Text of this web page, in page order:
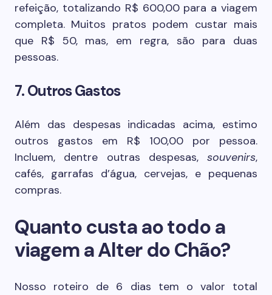
refeição, totalizando R$ 600,00 para a viagem
completa. Muitos pratos podem custar mais
que R$ 50, mas, em regra, são para duas
pessoas.
7. Outros Gastos
Além das despesas indicadas acima, estimo
outros gastos em R$ 100,00 por pessoa.
Incluem, dentre outras despesas, souvenirs,
cafés, garrafas d’água, cervejas, e pequenas
compras.
Quanto custa ao todo a
viagem a Alter do Chão?
Nosso roteiro de 6 dias tem o valor total